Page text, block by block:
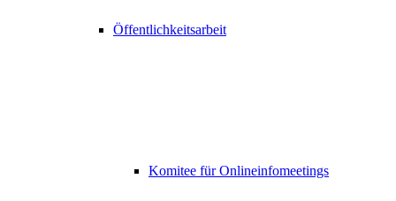
Öffentlichkeitsarbeit
Komitee für Onlineinfomeetings